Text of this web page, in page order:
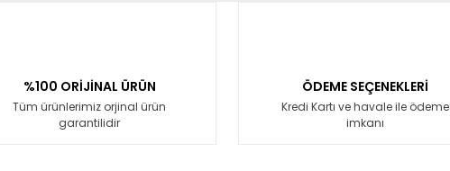
%100 ORİJİNAL ÜRÜN
Tüm ürünlerimiz orjinal ürün
garantilidir
ÖDEME SEÇENEKLERİ
Kredi Kartı ve havale ile ödeme
imkanı